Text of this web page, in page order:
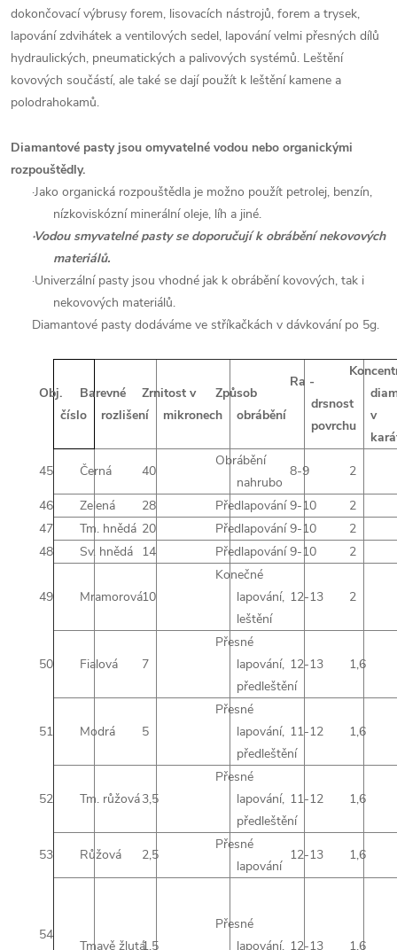
dokončovací výbrusy forem, lisovacích nástrojů, forem a trysek,
lapování zdvihátek a ventilových sedel, lapování velmi přesných dílů
hydraulických, pneumatických a palivových systémů. Leštění
kovových součástí, ale také se dají použít k leštění kamene a
polodrahokamů.
Diamantové pasty jsou omyvatelné vodou nebo organickými
rozpouštědly.
·Jako organická rozpouštědla je možno použít petrolej, benzín,
nízkoviskózní minerální oleje, líh a jiné.
·Vodou smyvatelné pasty se doporučují k obrábění nekovových
materiálů.
·Univerzální pasty jsou vhodné jak k obrábění kovových, tak i
nekovových materiálů.
Diamantové pasty dodáváme ve stříkačkách v dávkování po 5g.
Obj.
číslo
Barevné
rozlišení
Zrnitost v
mikronech
Způsob
obrábění
Ra -
drsnost
povrchu
v
45
Černá 40
Obrábění
nahrubo
8-9 2
46 Zelená 28 Předlapování 9-10
2
47
Tm. hnědá 20 Předlapování 9-10
2
48
Sv. hnědá 14 Předlapování 9-10 2
49 Mramorová10
Konečné
lapování,
leštění
12-13 2
50 Fialová 7
Přesné
lapování,
předleštění
12-13 1,6
51 Modrá 5
Přesné
lapování,
předleštění
11-12 1,6
52 Tm. růžová3,5
Přesné
lapování,
předleštění
11-12 1,6
53 Růžová 2,5
Přesné
lapování
12-13 1,6
54
Tmavě žlutá1,5
Přesné
lapování, 12-13 1,6